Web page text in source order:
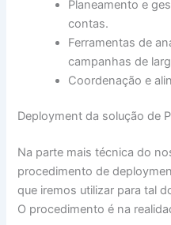
Planeamento e
contas.
Ferramentas de
campanhas de
Coordenação e
Deployment da solução de
Na parte mais técnica do
procedimento de
que iremos utilizar para tal
O procedimento é na